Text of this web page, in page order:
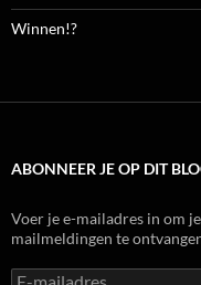
Winnen!?
ABONNEER JE OP DIT
Voer je e-mailadres in om
mailmeldingen te
E-